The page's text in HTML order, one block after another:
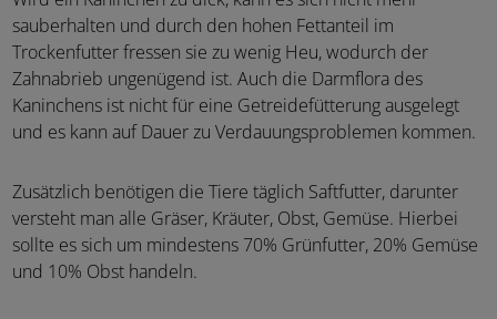
sauberhalten und durch den hohen Fettanteil im
Trockenfutter fressen sie zu wenig Heu, wodurch der
Zahnabrieb ungenügend ist. Auch die Darmflora des
Kaninchens ist nicht für eine Getreidefütterung ausgelegt
und es kann auf Dauer zu Verdauungsproblemen kommen.
Zusätzlich benötigen die Tiere täglich Saftfutter, darunter
versteht man alle Gräser, Kräuter, Obst, Gemüse. Hierbei
sollte es sich um mindestens 70% Grünfutter, 20% Gemüse
und 10% Obst handeln.